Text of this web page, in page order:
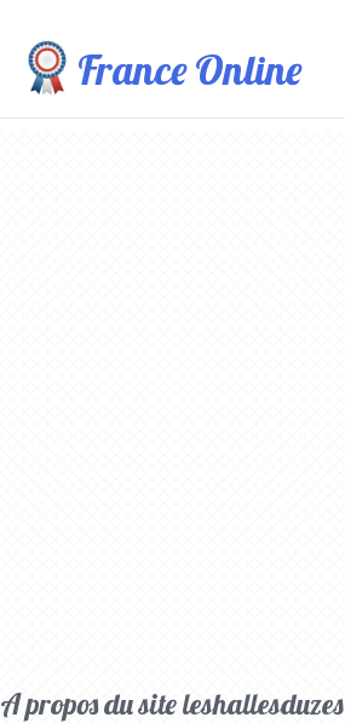
France Online
A propos du site leshallesduzes